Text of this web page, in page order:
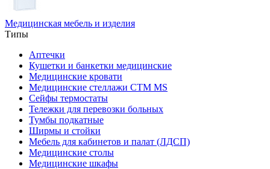
Медицинская мебель и изделия
Типы
Аптечки
Кушетки и банкетки медицинские
Медицинские кровати
Медицинские стеллажи CTM MS
Сейфы термостаты
Тележки для перевозки больных
Тумбы подкатные
Ширмы и стойки
Мебель для кабинетов и палат (ЛДСП)
Медицинские столы
Медицинские шкафы